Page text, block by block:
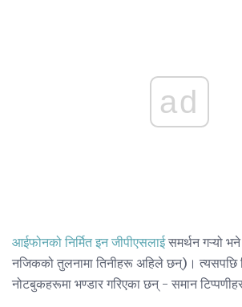
ad
आईफोनको निर्मित इन जीपीएसलाईसमर्थन गऱ्यो भने
नजिकको तुलनामा तिनीहरू अहिले छन्)। त्यसपछि
नोटबुकहरूमा भण्डार गरिएका छन् - समान